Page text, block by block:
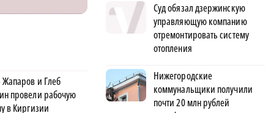
и Глеб
провели рабочую
в Киргизии
Суд обязал дзержинскую
управляющую компанию
отремонтировать систему
отопления
Нижегородские
коммунальщики получили
почти 20 млн рублей